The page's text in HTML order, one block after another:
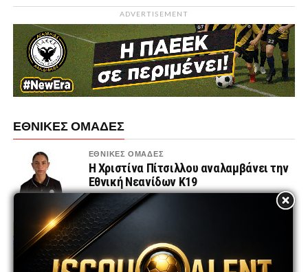
ADVERTISEMENT
ΕΘΝΙΚΕΣ ΟΜΑΔΕΣ
ΕΘΝΙΚΕΣ ΟΜΑΔΕΣ
Η Χριστίνα Πίτσιλλου αναλαμβάνει την
Εθνική Νεανίδων Κ19
ΕΘΝΙΚΕΣ ΟΜΑΔΕΣ
Το πρόγραμμα των Εθνικών ομάδων
Κ21, Κ19 και Κ17 για το φθινόπωρο του
2026